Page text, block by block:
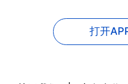
打开